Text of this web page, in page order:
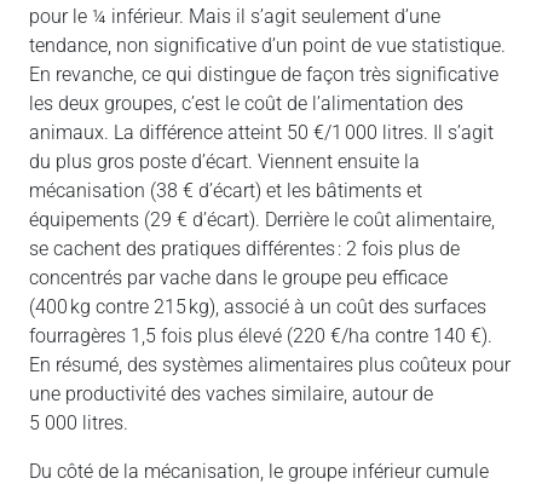
pour le ¼ inférieur. Mais il s’agit seulement d’une
tendance, non significative d’un point de vue statistique.
En revanche, ce qui distingue de façon très significative
les deux groupes, c’est le coût de l’alimentation des
animaux. La différence atteint 50 €/1 000 litres. Il s’agit
du plus gros poste d’écart. Viennent ensuite la
mécanisation (38 € d’écart) et les bâtiments et
équipements (29 € d’écart). Derrière le coût alimentaire,
se cachent des pratiques différentes : 2 fois plus de
concentrés par vache dans le groupe peu efficace
(400 kg contre 215 kg), associé à un coût des surfaces
fourragères 1,5 fois plus élevé (220 €/ha contre 140 €).
En résumé, des systèmes alimentaires plus coûteux pour
une productivité des vaches similaire, autour de
5 000 litres.
Du côté de la mécanisation, le groupe inférieur cumule